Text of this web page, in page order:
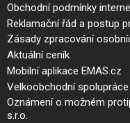
Obchodní podmínky
Reklamační řád a postup
Zásady zpracování
Aktuální ceník
Mobilní aplikace EMAS.cz
Velkoobchodní spolupráce
Oznámení o možném
s.r.o.